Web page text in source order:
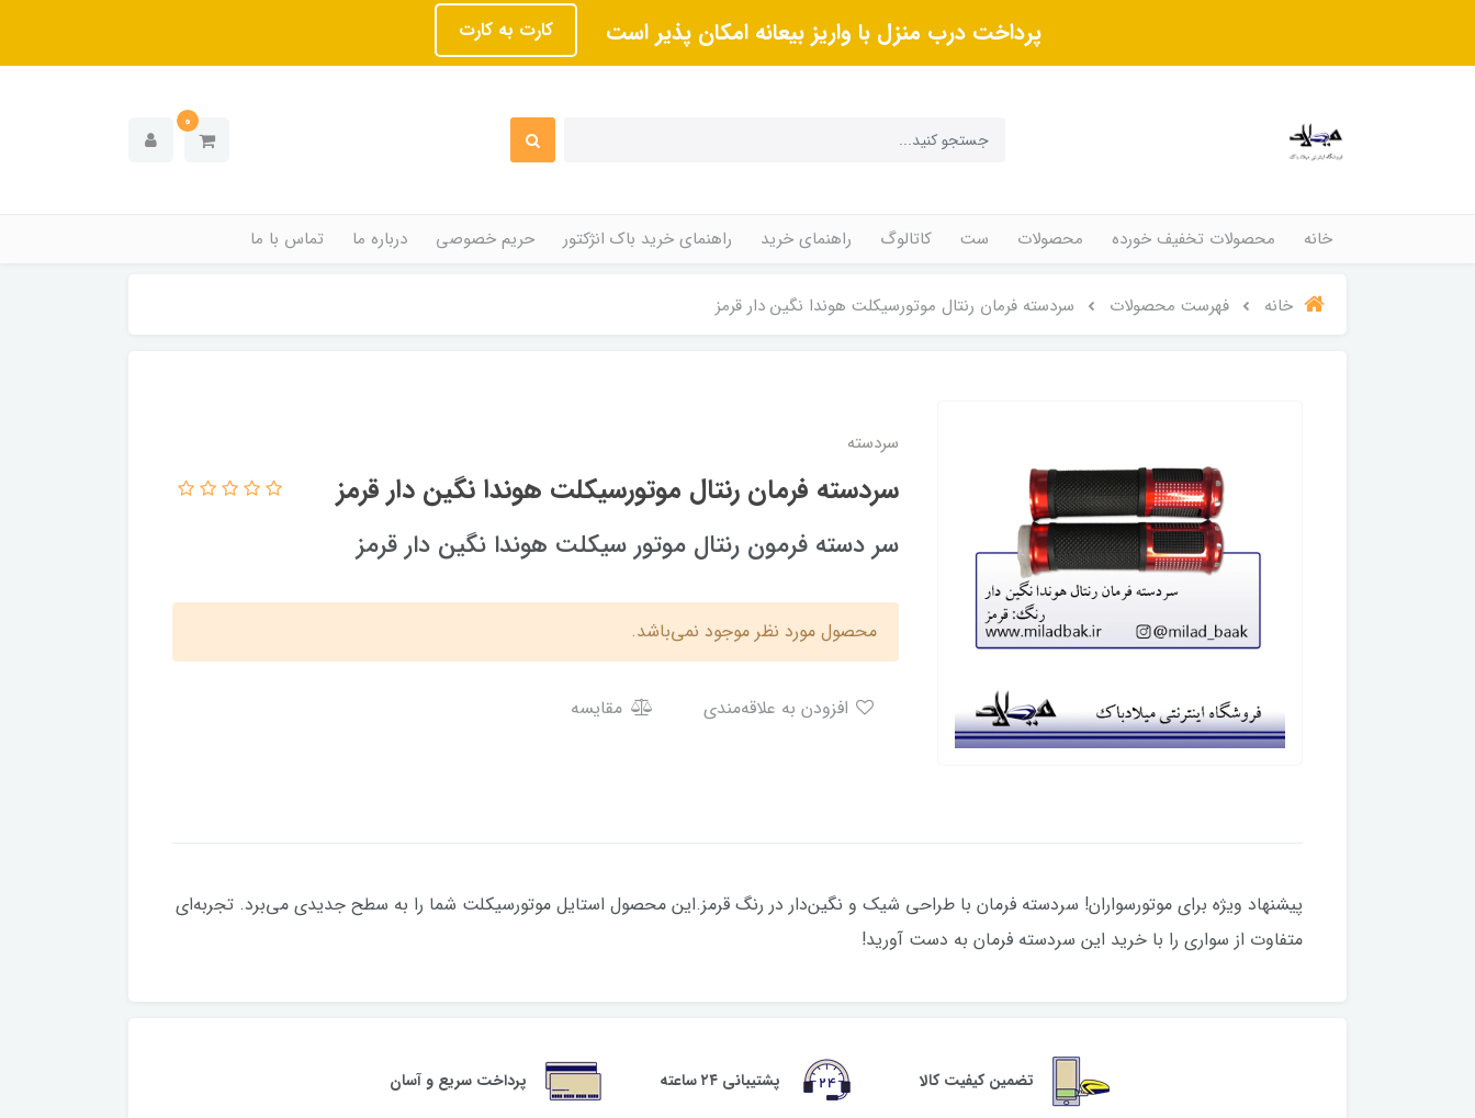
پرداخت درب منزل با واریز بیعانه امکان پذیر است کارت به کارت
0
خانه محصولات تخفیف خورده محصولات ست کاتالوگ راهنمای خرید راهنمای خرید باک انژکتور حریم خصوصی درباره ما تماس با ما
خانه فهرست محصولات سردسته فرمان رنتال موتورسیکلت هوندا نگین دار قرمز
سردسته
سردسته فرمان رنتال موتورسیکلت هوندا نگین دار قرمز
سر دسته فرمون رنتال موتور سیکلت هوندا نگین دار قرمز
محصول مورد نظر موجود نمی‌باشد.
مقایسه
پیشنهاد ویژه برای موتورسواران! سردسته فرمان با طراحی شیک و نگین‌دار در رنگ قرمز.این محصول استایل موتورسیکلت شما را به سطح جدیدی می‌برد. تجربه‌ای
متفاوت از سواری را با خرید این سردسته فرمان به دست آورید!
تضمین کیفیت کالا پشتیبانی ۲۴ ساعته پرداخت سریع و آسان